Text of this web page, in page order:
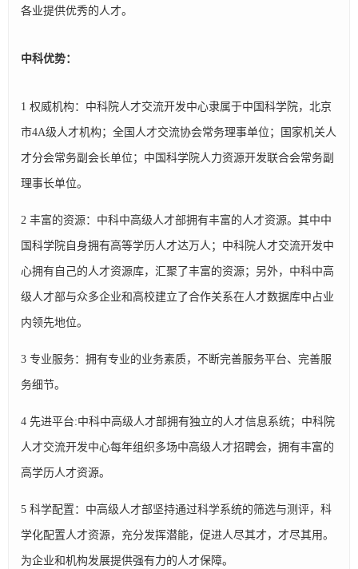
各业提供优秀的人才。
中科优势：
1 权威机构：中科院人才交流开发中心隶属于中国科学院，北京
市4A级人才机构；全国人才交流协会常务理事单位；国家机关人
才分会常务副会长单位；中国科学院人力资源开发联合会常务副
理事长单位。
2 丰富的资源：中科中高级人才部拥有丰富的人才资源。其中中
国科学院自身拥有高等学历人才达万人；中科院人才交流开发中
心拥有自己的人才资源库，汇聚了丰富的资源；另外，中科中高
级人才部与众多企业和高校建立了合作关系在人才数据库中占业
内领先地位。
3 专业服务：拥有专业的业务素质，不断完善服务平台、完善服
务细节。
4 先进平台:中科中高级人才部拥有独立的人才信息系统；中科院
人才交流开发中心每年组织多场中高级人才招聘会，拥有丰富的
高学历人才资源。
5 科学配置：中高级人才部坚持通过科学系统的筛选与测评，科
学化配置人才资源，充分发挥潜能，促进人尽其才，才尽其用。
为企业和机构发展提供强有力的人才保障。